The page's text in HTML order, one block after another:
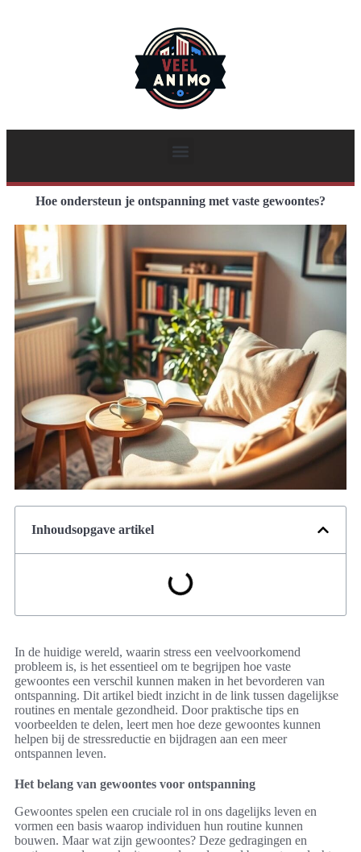
Hoe ondersteun je ontspanning met vaste gewoontes?
Inhoudsopgave artikel
In de huidige wereld, waarin stress een veelvoorkomend
probleem is, is het essentieel om te begrijpen hoe vaste
gewoontes een verschil kunnen maken in het bevorderen van
ontspanning. Dit artikel biedt inzicht in de link tussen dagelijkse
routines en mentale gezondheid. Door praktische tips en
voorbeelden te delen, leert men hoe deze gewoontes kunnen
helpen bij de stressreductie en bijdragen aan een meer
ontspannen leven.
Het belang van gewoontes voor ontspanning
Gewoontes spelen een cruciale rol in ons dagelijks leven en
vormen een basis waarop individuen hun routine kunnen
bouwen. Maar wat zijn gewoontes? Deze gedragingen en